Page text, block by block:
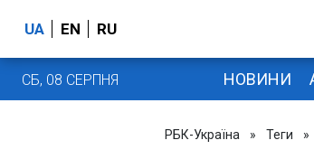
UA EN RU
СБ, 08 СЕРПНЯ НОВИНИ
РБК-Україна » Теги »